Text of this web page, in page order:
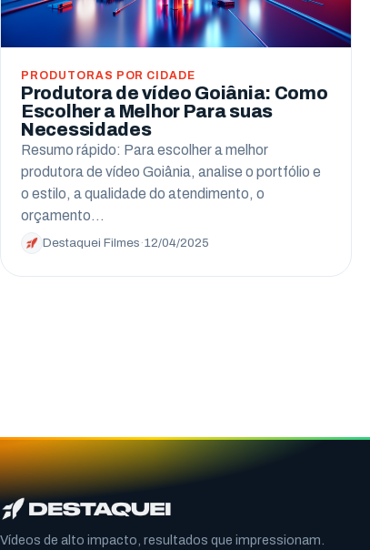
PRODUTORAS POR CIDADE
Produtora de vídeo Goiânia: Como
Escolher a Melhor Para suas
Necessidades
Resumo rápido: Para escolher a melhor
produtora de vídeo Goiânia, analise o portfólio e
o estilo, a qualidade do atendimento, o
orçamento…
Destaquei Filmes ·12/04/2025
Vídeos de alto impacto, resultados que impressionam.